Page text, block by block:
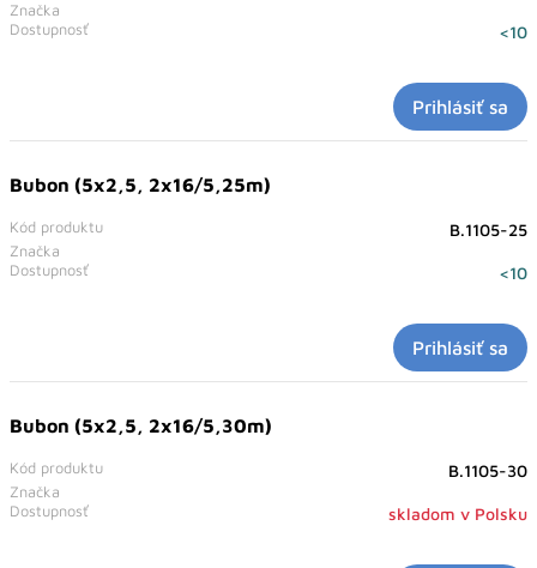
Značka
Dostupnosť <10
Prihlásiť sa
Bubon (5x2,5, 2x16/5,25m)
Značka
Kód produktu B.1105-25
Dostupnosť <10
Prihlásiť sa
Bubon (5x2,5, 2x16/5,30m)
Značka
Kód produktu B.1105-30
Dostupnosť skladom v Polsku